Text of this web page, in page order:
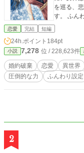
を巡る、
す。 ふん
恋愛 完結 短編
24h.ポイント 184pt
小説 7,278 位 / 228,623件
婚約破棄 恋愛 異世界
圧倒的な力
ふんわり設定
2